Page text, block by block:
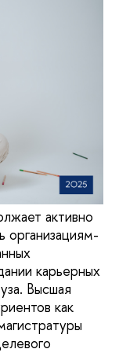
активно
организациям-
карьерных
Высшая
как